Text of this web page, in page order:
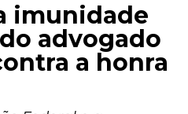
imunidade
advogado
a honra